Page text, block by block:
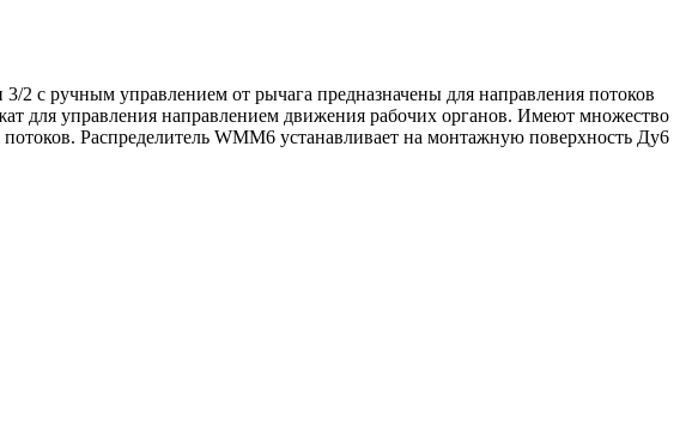
3/2 с ручным управлением от рычага предназначены для направления потоков
для управления направлением движения рабочих органов. Имеют множество
потоков. Распределитель WMM6 устанавливает на монтажную поверхность Ду6